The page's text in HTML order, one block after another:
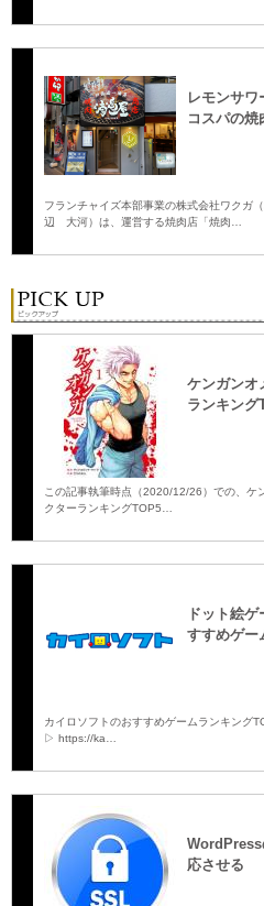
レモンサ
コスパの
フランチャイズ本部事業の株式会社ワクガ
辺 大河）は、運営する焼肉店「焼肉…
ケンガンオ
ランキング
この記事執筆時点（2020/12/26）での、ケ
クターランキングTOP5…
ドット絵
すすめゲー
カイロソフトのおすすめゲームランキング
▷ https://ka…
応させる